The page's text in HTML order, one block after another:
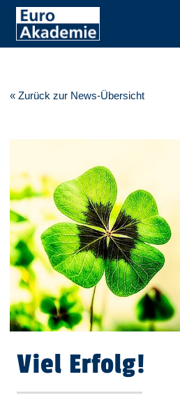
« Zurück zur News-Übersicht
Viel Erfolg!